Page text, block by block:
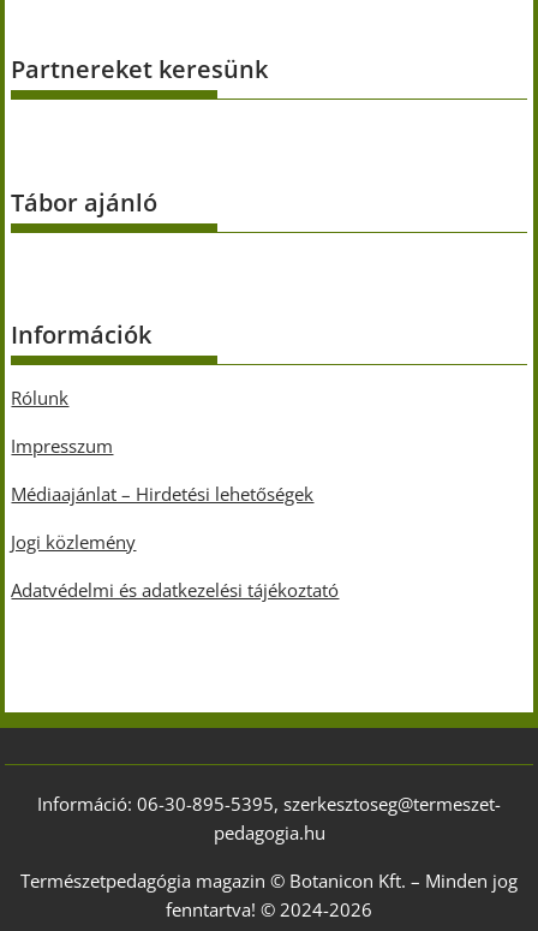
Partnereket keresünk
Tábor ajánló
Információk
Rólunk
Impresszum
Médiaajánlat – Hirdetési lehetőségek
Jogi közlemény
Adatvédelmi és adatkezelési tájékoztató
Információ: 06-30-895-5395, szerkesztoseg@termeszet-
pedagogia.hu
Természetpedagógia magazin © Botanicon Kft. – Minden jog
fenntartva! © 2024-2026